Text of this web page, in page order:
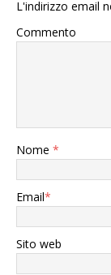
L'indirizzo email
Commento
Nome *
Email*
Sito web